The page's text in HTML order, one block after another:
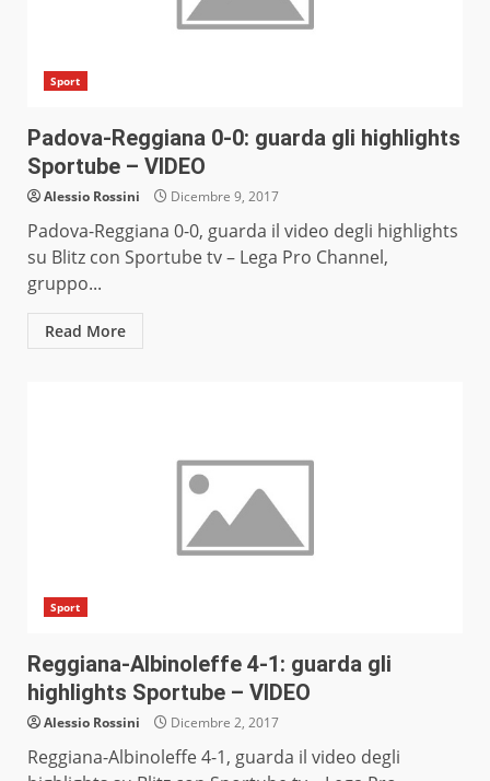
Sport
Padova-Reggiana 0-0: guarda gli highlights
Sportube – VIDEO
Alessio Rossini Dicembre 9, 2017
Padova-Reggiana 0-0, guarda il video degli highlights
su Blitz con Sportube tv – Lega Pro Channel,
gruppo...
Read More
Sport
Reggiana-Albinoleffe 4-1: guarda gli
highlights Sportube – VIDEO
Alessio Rossini Dicembre 2, 2017
Reggiana-Albinoleffe 4-1, guarda il video degli